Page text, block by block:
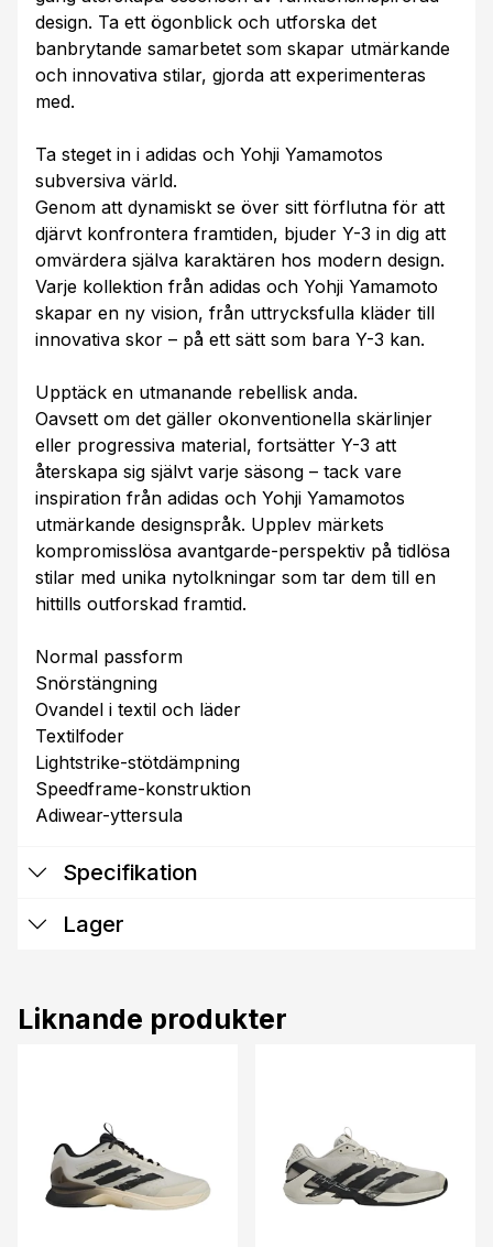
design. Ta ett ögonblick och utforska det
banbrytande samarbetet som skapar utmärkande
och innovativa stilar, gjorda att experimenteras
med.
Ta steget in i adidas och Yohji Yamamotos
subversiva värld.
Genom att dynamiskt se över sitt förflutna för att
djärvt konfrontera framtiden, bjuder Y-3 in dig att
omvärdera själva karaktären hos modern design.
Varje kollektion från adidas och Yohji Yamamoto
skapar en ny vision, från uttrycksfulla kläder till
innovativa skor – på ett sätt som bara Y-3 kan.
Upptäck en utmanande rebellisk anda.
Oavsett om det gäller okonventionella skärlinjer
eller progressiva material, fortsätter Y-3 att
återskapa sig självt varje säsong – tack vare
inspiration från adidas och Yohji Yamamotos
utmärkande designspråk. Upplev märkets
kompromisslösa avantgarde-perspektiv på tidlösa
stilar med unika nytolkningar som tar dem till en
hittills outforskad framtid.
Normal passform
Snörstängning
Ovandel i textil och läder
Textilfoder
Lightstrike-stötdämpning
Speedframe-konstruktion
Adiwear-yttersula
Specifikation
Lager
Liknande produkter